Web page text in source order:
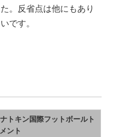
。反省点は他にもあり
です。
トキン国際フットボールト
ント